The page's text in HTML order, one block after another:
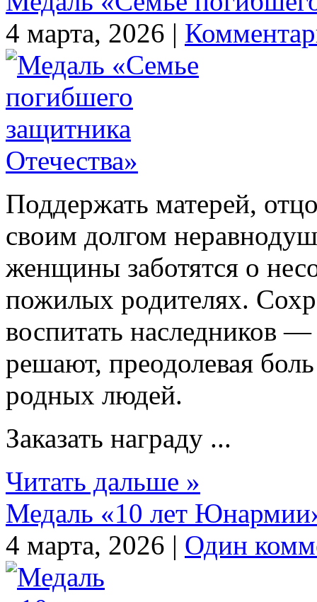
4 марта, 2026 |
Поддержать матерей,
своим долгом
женщины заботятся о
пожилых родителях.
воспитать наследников
решают, преодолевая
родных людей.
Заказать награду ...
Читать дальше »
Медаль «10 лет
4 марта, 2026 | Один